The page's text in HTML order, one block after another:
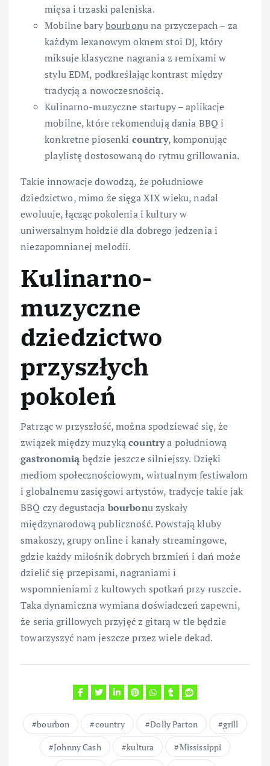
mięsa i trzaski paleniska.
Mobilne barybourbonu na przyczepach – za
każdym lexanowym oknem stoi DJ, który
miksuje klasyczne nagrania z remixami w
stylu EDM, podkreślając kontrast między
tradycją a nowoczesnością.
Kulinarno-muzyczne startupy – aplikacje
mobilne, które rekomendują dania BBQ i
konkretne piosenki country, komponując
playlistę dostosowaną do rytmu grillowania.
Takie innowacje dowodzą, że południowe
dziedzictwo, mimo że sięga XIX wieku, nadal
ewoluuje, łącząc pokolenia i kultury w
uniwersalnym hołdzie dla dobrego jedzenia i
niezapomnianej melodii.
Kulinarno-
muzyczne
dziedzictwo
przyszłych
pokoleń
Patrząc w przyszłość, można spodziewać się, że
związek między muzykącountrya południową
gastronomią będzie jeszcze silniejszy. Dzięki
mediom społecznościowym, wirtualnym festiwalom
i globalnemu zasięgowi artystów, tradycje takie jak
BBQ czy degustacja bourbonu zyskały
międzynarodową publiczność. Powstają kluby
smakoszy, grupy online i kanały streamingowe,
gdzie każdy miłośnik dobrych brzmień i dań może
dzielić się przepisami, nagraniami i
wspomnieniami z kultowych spotkań przy ruszcie.
Taka dynamiczna wymiana doświadczeń zapewni,
że seria grillowych przyjęć z gitarą w tle będzie
towarzyszyć nam jeszcze przez wiele dekad.
bourbon country Dolly Parton
grill
Johnny Cash
kultura
Mississippi